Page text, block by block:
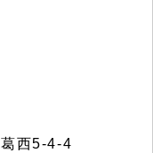
西5-4-4